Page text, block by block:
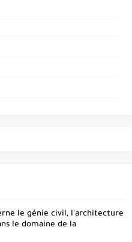
le génie civil, l'architecture
le domaine de la